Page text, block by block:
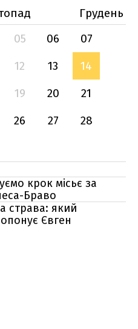
Грудень
05 06
07
12 13
14
19 20
21
26 27
28
крок місьє за
Браво
страва: який
Євген